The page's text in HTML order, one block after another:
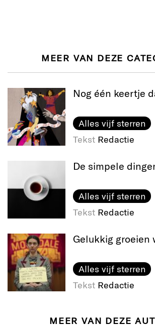
MEER VAN DEZE
Nog één keertje
Alles vijf sterren
Tekst Redactie
De simpele
Alles vijf sterren
Tekst Redactie
Gelukkig groeien
Alles vijf sterren
Tekst Redactie
MEER VAN DEZE